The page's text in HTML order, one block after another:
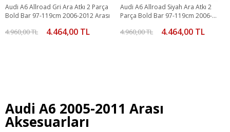
Audi A6 Allroad Gri Ara Atkı 2 Parça
Bold Bar 97-119cm 2006-2012 Arası
4.960,00 TL 4.464,00 TL
Audi A6 Allroad Siyah Ara Atkı 2
Parça Bold Bar 97-119cm 2006-
4.960,00 TL 4.464,00 TL
Audi A6 2005-2011 Arası
Aksesuarları